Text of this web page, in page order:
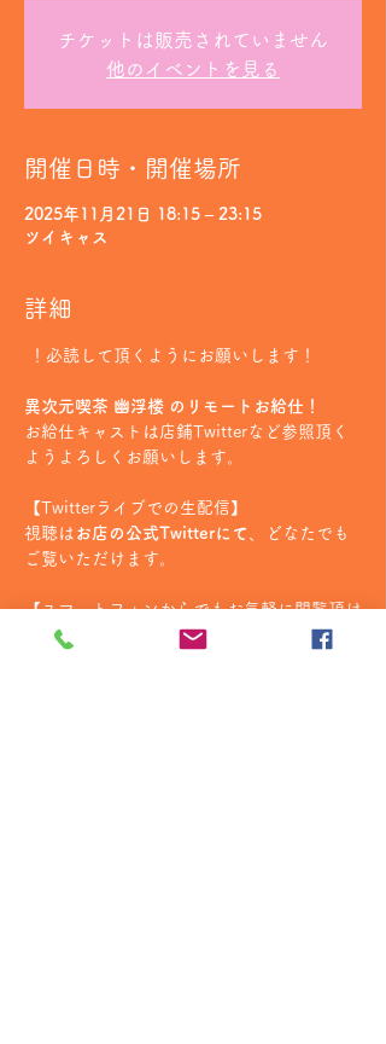
チケットは販売されていません
他のイベントを見る
開催日時・開催場所
2025年11月21日 18:15 – 23:15
ツイキャス
詳細
！必読して頂くようにお願いします！
異次元喫茶 幽浮楼 のリモートお給仕！
お給仕キャストは店鋪Twitterなど参照頂く
ようよろしくお願いします。
【Twitterライブでの生配信】
視聴は お店の公式Twitterにて 、どなたでも
ご覧いただけます。
【スマートフォンからでもお気軽に閲覧頂け
ます！】